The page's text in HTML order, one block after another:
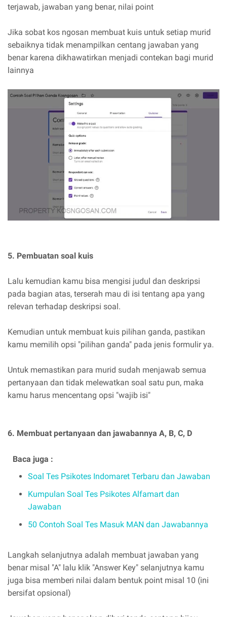
terjawab, jawaban yang benar, nilai point
Jika sobat kos ngosan membuat kuis untuk setiap murid
sebaiknya tidak menampilkan centang jawaban yang
benar karena dikhawatirkan menjadi contekan bagi murid
lainnya
5. Pembuatan soal kuis
Lalu kemudian kamu bisa mengisi judul dan deskripsi
pada bagian atas, terserah mau di isi tentang apa yang
relevan terhadap deskripsi soal.
Kemudian untuk membuat kuis pilihan ganda, pastikan
kamu memilih opsi "pilihan ganda" pada jenis formulir ya.
Untuk memastikan para murid sudah menjawab semua
pertanyaan dan tidak melewatkan soal satu pun, maka
kamu harus mencentang opsi "wajib isi"
6. Membuat pertanyaan dan jawabannya A, B, C, D
Baca juga :
Soal Tes Psikotes Indomaret Terbaru dan Jawaban
Kumpulan Soal Tes Psikotes Alfamart dan
Jawaban
50 Contoh Soal Tes Masuk MAN dan Jawabannya
Langkah selanjutnya adalah membuat jawaban yang
benar misal "A" lalu klik "Answer Key" selanjutnya kamu
juga bisa memberi nilai dalam bentuk point misal 10 (ini
bersifat opsional)